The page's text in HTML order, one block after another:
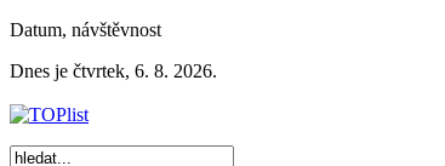
Datum, návštěvnost
Dnes je čtvrtek, 6. 8. 2026.